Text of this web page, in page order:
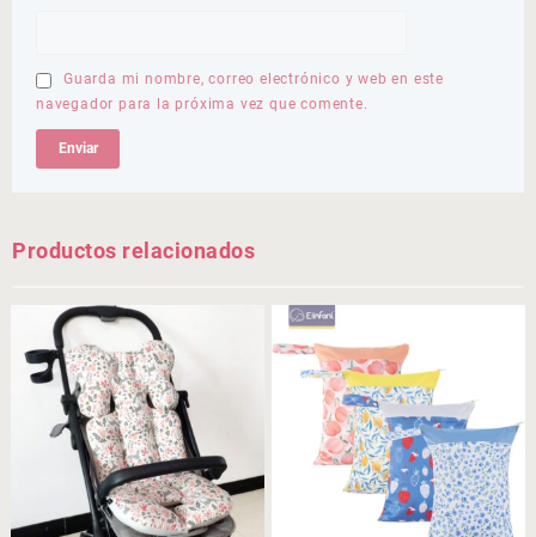
Guarda mi nombre, correo electrónico y web en este
navegador para la próxima vez que comente.
Productos relacionados